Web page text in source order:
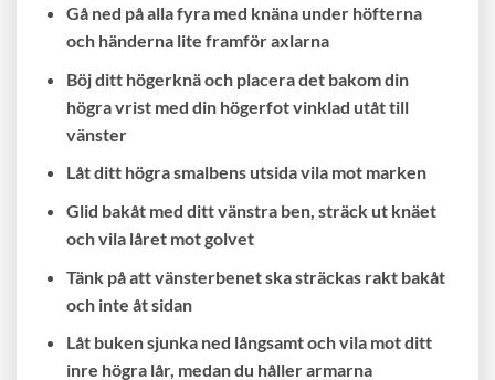
Gå ned på alla fyra med knäna under höfterna
och händerna lite framför axlarna
Böj ditt högerknä och placera det bakom din
högra vrist med din högerfot vinklad utåt till
vänster
Låt ditt högra smalbens utsida vila mot marken
Glid bakåt med ditt vänstra ben, sträck ut knäet
och vila låret mot golvet
Tänk på att vänsterbenet ska sträckas rakt bakåt
och inte åt sidan
Låt buken sjunka ned långsamt och vila mot ditt
inre högra lår, medan du håller armarna